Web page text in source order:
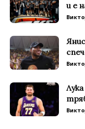
и е